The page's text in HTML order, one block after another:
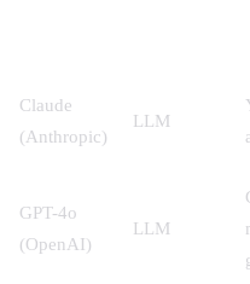
Claude
(Anthropic)
LLM
GPT-4o
(OpenAI)
LLM